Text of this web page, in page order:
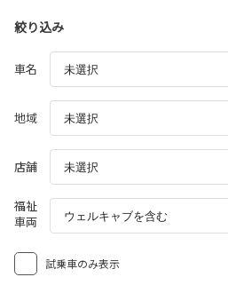
絞り込み
車名
地域
店舗
福祉
車両
試乗車のみ表示